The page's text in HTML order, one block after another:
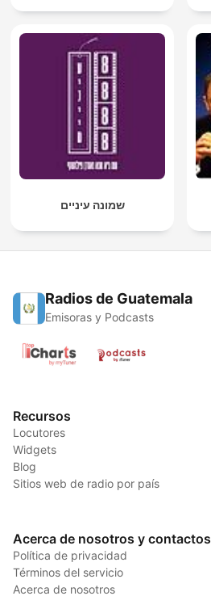
שמונה עיניים
Radios de Guatemala
Emisoras y Podcasts
Recursos
Locutores
Widgets
Blog
Sitios web de radio por país
Acerca de nosotros y contactos
Política de privacidad
Términos del servicio
Acerca de nosotros